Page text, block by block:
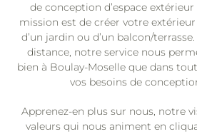
de conception d’espace
mission est de créer votre extérieur
d’un jardin ou d’un balcon/
distance, notre service nous
bien à Boulay-Moselle que dans
vos besoins de
Apprenez-en plus sur nous, notre
valeurs qui nous animent en